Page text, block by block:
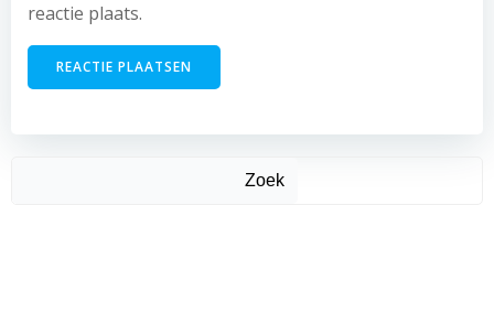
reactie plaats.
Zoek